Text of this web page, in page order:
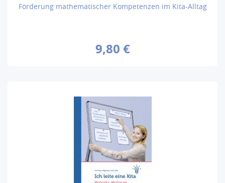
Förderung mathematischer Kompetenzen im Kita-Alltag
9,80 €